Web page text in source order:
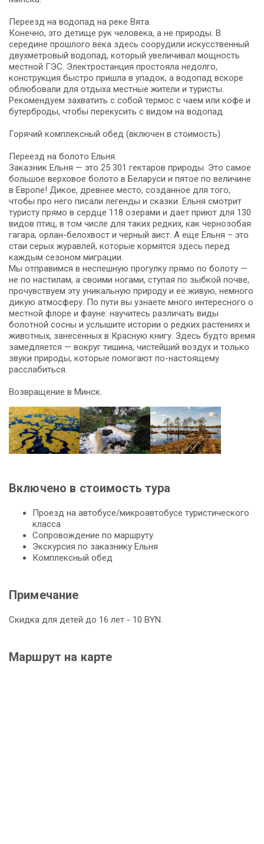
Переезд на водопад на реке Вята.
Конечно, это детище рук человека, а не природы. В
середине прошлого века здесь соорудили искусственный
двухметровый водопад, который увеличивал мощность
местной ГЭС. Электростанция простояла недолго,
конструкция быстро пришла в упадок, а водопад вскоре
облюбовали для отдыха местные жители и туристы.
Рекомендуем захватить с собой термос с чаем или кофе и
бутерброды, чтобы перекусить с видом на водопад.
Горячий комплексный обед (включен в стоимость)
Переезд на болото Ельня.
Заказник Ельня — это 25 301 гектаров природы. Это самое
большое верховое болото в Беларуси и пятое по величине
в Европе! Дикое, древнее место, созданное для того,
чтобы про него писали легенды и сказки. Ельня смотрит
туристу прямо в сердце 118 озерами и дает приют для 130
видов птиц, в том числе для таких редких, как чернозобая
гагара, орлан-белохвост и черный аист. А еще Ельня – это
стаи серых журавлей, которые кормятся здесь перед
каждым сезоном миграции.
Мы отправимся в неспешную прогулку прямо по болоту —
не по настилам, а своими ногами, ступая по зыбкой почве,
прочувствуем эту уникальную природу и её живую, немного
дикую атмосферу. По пути вы узнаете много интересного о
местной флоре и фауне: научитесь различать виды
болотной сосны и услышите истории о редких растениях и
животных, занесённых в Красную книгу. Здесь будто время
замедляется — вокруг тишина, чистейший воздух и только
звуки природы, которые помогают по-настоящему
расслабиться.
Возвращение в Минск.
Включено в стоимость тура
Проезд на автобусе/микроавтобусе туристического
класса
Сопровождение по маршруту
Экскурсия по заказнику Ельня
Комплексный обед
Примечание
Скидка для детей до 16 лет - 10 BYN.
Маршрут на карте